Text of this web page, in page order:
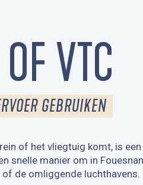
VTC
GEBRUIKEN
of het vliegtuig komt, is een
snelle manier om in
de omliggende luchthavens.